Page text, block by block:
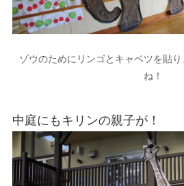
ゾウのためにリンゴとキャベツを貼
ね！
中庭にもキリンの親子が！